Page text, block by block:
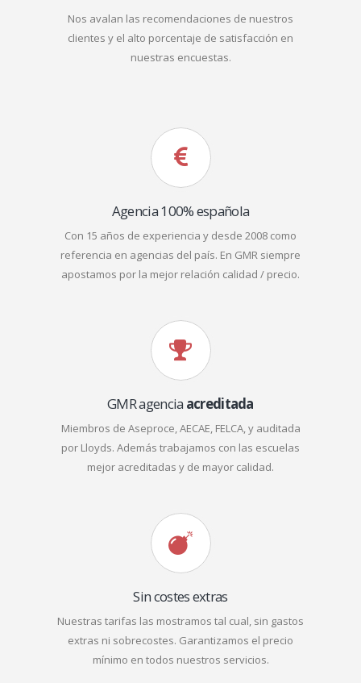
Nos avalan las recomendaciones de nuestros
clientes y el alto porcentaje de satisfacción en
nuestras encuestas.
Agencia 100% española
Con 15 años de experiencia y desde 2008 como
referencia en agencias del país. En GMR siempre
apostamos por la mejor relación calidad / precio.
GMR agencia acreditada
Miembros de Aseproce, AECAE, FELCA, y auditada
por Lloyds. Además trabajamos con las escuelas
mejor acreditadas y de mayor calidad.
Sin costes extras
Nuestras tarifas las mostramos tal cual, sin gastos
extras ni sobrecostes. Garantizamos el precio
mínimo en todos nuestros servicios.